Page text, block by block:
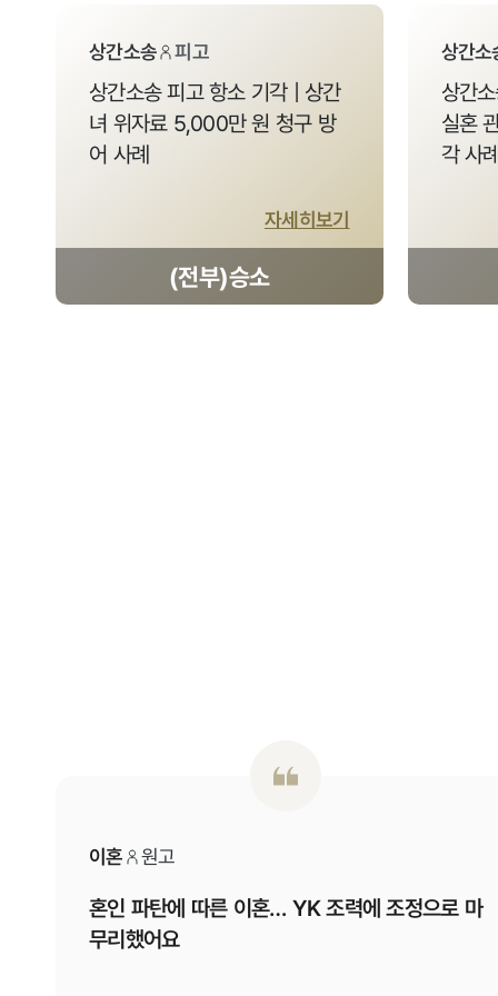
상간소송 피고
상간소송 피고 항소 기각 | 상간
녀 위자료 5,000만 원 청구 방
어 사례
자세히보기
(전부)승소
상간소
상간
실혼
각 사
이혼 원고
혼인 파탄에 따른 이혼… YK 조력에 조정으로 마
무리했어요